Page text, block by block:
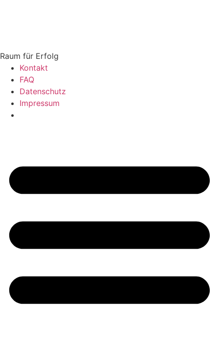
Raum für Erfolg
Kontakt
FAQ
Datenschutz
Impressum